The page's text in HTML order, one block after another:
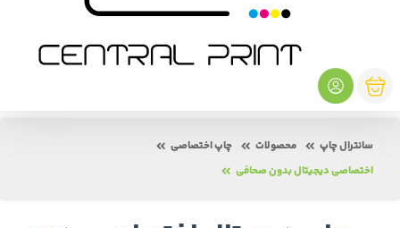
سانترال چاپ محصولات
چاپ اختصاصی
اختصاصی دیجیتال بدون صحافی